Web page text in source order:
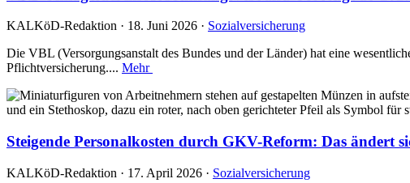
KALKöD-Redaktion · 18. Juni 2026 · Sozialversicherung
Die VBL (Versorgungsanstalt des Bundes und der Länder) hat eine
Pflichtversicherung.... Mehr
Steigende Personalkosten durch GKV-Reform: Das ändert
KALKöD-Redaktion · 17. April 2026 · Sozialversicherung